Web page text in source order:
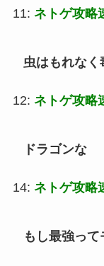
11: ネトゲ攻略
虫はもれな
12: ネトゲ攻略
ドラゴンな
14: ネトゲ攻略
もし最強って